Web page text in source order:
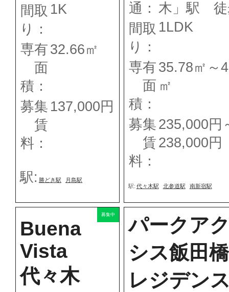
間取
り：
1K
専有
面
積：
32.66㎡
募集
賃
料：
137,000円
駅: 勝どき駅 月島駅
通： 木」駅 徒
間取
り：
1LDK
専有
面
積：
35.78㎡～
㎡
募集
賃
料：
235,000円
238,000円
駅: 代々木駅 北参道駅 南新宿駅
Buena
Vista
代々木
募集中
パークア
シス飯田橋
レジデン